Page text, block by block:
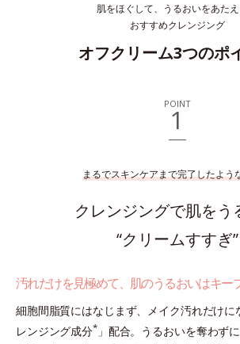
肌をほぐして、うるおいをあたえ
おすすめクレンジング
オフクリーム3つのポ
POINT
1
まるでスキンケアまで完了したよう
クレンジングで肌をう
“クリームすすぎ”
汚れだけを見極めて、肌のうるおいはキー
細胞間脂質にはなじまず、メイク汚れだけに
レンジング成分*」配合。うるおいを奪わず